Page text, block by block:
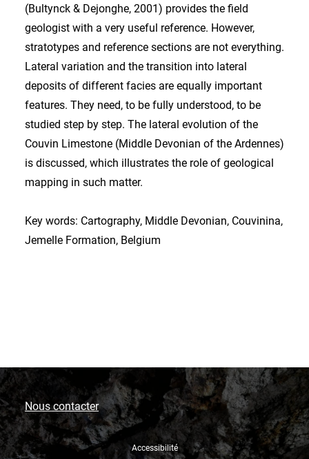
(Bultynck & Dejonghe, 2001) provides the field
geologist with a very useful reference. However,
stratotypes and reference sections are not everything.
Lateral variation and the transition into lateral
deposits of different facies are equally important
features. They need, to be fully understood, to be
studied step by step. The lateral evolution of the
Couvin Limestone (Middle Devonian of the Ardennes)
is discussed, which illustrates the role of geological
mapping in such matter.
Key words: Cartography, Middle Devonian, Couvinina,
Jemelle Formation, Belgium
Nous contacter
Accessibilité